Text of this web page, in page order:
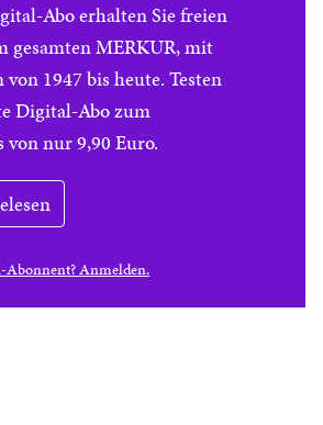
Abo erhalten Sie freien
gesamten MERKUR, mit
von 1947 bis heute. Testen
Digital-Abo zum
von nur 9,90 Euro.
Abonnent? Anmelden.